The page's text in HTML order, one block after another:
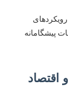
پیشگامانه
اقتصاد